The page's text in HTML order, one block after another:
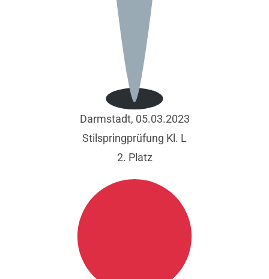
Darmstadt, 05.03.2023
Stilspringprüfung Kl. L
2. Platz